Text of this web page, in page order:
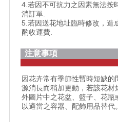
4.若因不可抗力之因素無法按
消訂單.
5.若因送花地址臨時修改，造
酌收運費.
注意事項
因花卉常有季節性暫時短缺
源消長而稍加更動，若該花
外圖片中之花盆、籃子、花
以適當之容器、配飾用品替代。